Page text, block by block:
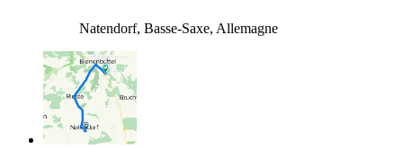
Natendorf, Basse-Saxe, Allemagne